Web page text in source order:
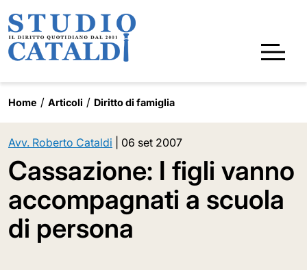
Home Articoli Diritto di famiglia
Avv. Roberto Cataldi 06 set 2007
Cassazione: I figli vanno
accompagnati a scuola
di persona